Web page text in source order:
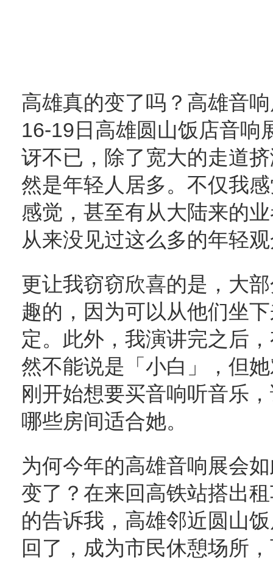
高雄真的变了吗？高雄音
16-19日高雄圆山饭店音响
讶不已，除了宽大的走道
然是年轻人居多。不仅我
感觉，甚至有从大陆来的
从来没见过这么多的年轻
更让我窃窃欣喜的是，大
趣的，因为可以从他们坐
定。此外，我演讲完之后
然不能说是「小白」，但
刚开始想要买音响听音乐
哪些房间适合她。
为何今年的高雄音响展会
变了？在来回高铁站搭出
的告诉我，高雄邻近圆山
回了，成为市民休憩场所